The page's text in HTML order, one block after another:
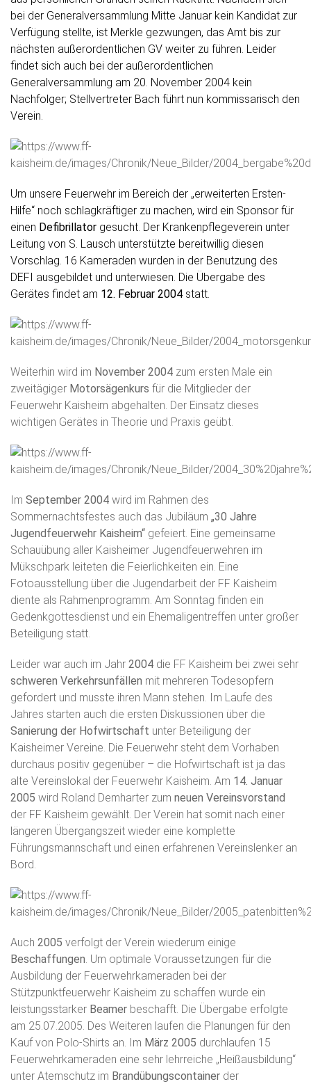
bei der Generalversammlung Mitte Januar kein Kandidat zur
Verfügung stellte, ist Merkle gezwungen, das Amt bis zur
nächsten außerordentlichen GV weiter zu führen. Leider
findet sich auch bei der außerordentlichen
Generalversammlung am 20. November 2004 kein
Nachfolger; Stellvertreter Bach führt nun kommissarisch den
Verein.
Um unsere Feuerwehr im Bereich der „erweiterten Ersten-
Hilfe“ noch schlagkräftiger zu machen, wird ein Sponsor für
einen Defibrillator gesucht. Der Krankenpflegeverein unter
Leitung von S. Lausch unterstützte bereitwillig diesen
Vorschlag. 16 Kameraden wurden in der Benutzung des
DEFI ausgebildet und unterwiesen. Die Übergabe des
Gerätes findet am 12. Februar 2004 statt.
Weiterhin wird im November 2004 zum ersten Male ein
zweitägiger Motorsägenkurs für die Mitglieder der
Feuerwehr Kaisheim abgehalten. Der Einsatz dieses
wichtigen Gerätes in Theorie und Praxis geübt.
Im September 2004 wird im Rahmen des
Sommernachtsfestes auch das Jubiläum „30 Jahre
Jugendfeuerwehr Kaisheim“ gefeiert. Eine gemeinsame
Schauübung aller Kaisheimer Jugendfeuerwehren im
Mükschpark leiteten die Feierlichkeiten ein. Eine
Fotoausstellung über die Jugendarbeit der FF Kaisheim
diente als Rahmenprogramm. Am Sonntag finden ein
Gedenkgottesdienst und ein Ehemaligentreffen unter großer
Beteiligung statt.
Leider war auch im Jahr 2004 die FF Kaisheim bei zwei sehr
schweren Verkehrsunfällen mit mehreren Todesopfern
gefordert und musste ihren Mann stehen. Im Laufe des
Jahres starten auch die ersten Diskussionen über die
Sanierung der Hofwirtschaft unter Beteiligung der
Kaisheimer Vereine. Die Feuerwehr steht dem Vorhaben
durchaus positiv gegenüber – die Hofwirtschaft ist ja das
alte Vereinslokal der Feuerwehr Kaisheim. Am 14. Januar
2005 wird Roland Demharter zum neuen Vereinsvorstand
der FF Kaisheim gewählt. Der Verein hat somit nach einer
längeren Übergangszeit wieder eine komplette
Führungsmannschaft und einen erfahrenen Vereinslenker an
Bord.
Auch 2005 verfolgt der Verein wiederum einige
Beschaffungen. Um optimale Voraussetzungen für die
Ausbildung der Feuerwehrkameraden bei der
Stützpunktfeuerwehr Kaisheim zu schaffen wurde ein
leistungsstarker Beamer beschafft. Die Übergabe erfolgte
am 25.07.2005. Des Weiteren laufen die Planungen für den
Kauf von Polo-Shirts an. Im März 2005 durchlaufen 15
Feuerwehrkameraden eine sehr lehrreiche „Heißausbildung“
unter Atemschutz im Brandübungscontainer der